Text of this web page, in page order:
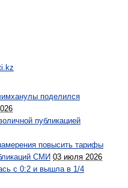
поделился
публикацией
повысить тарифы
СМИ 03 июля 2026
с 0:2 и вышла в 1/4